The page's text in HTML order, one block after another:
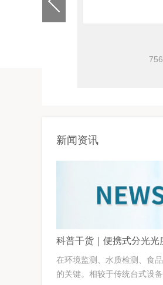
新闻资讯
在环境监测、水质检测、食
的关键。相较于传统台式设